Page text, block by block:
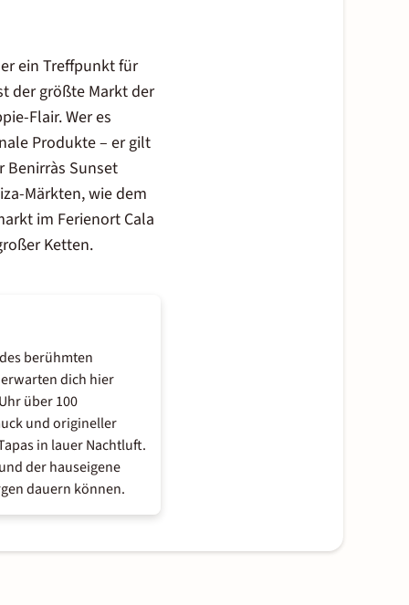
ein Treffpunkt für
der größte Markt der
Flair. Wer es
Produkte – er gilt
Sunset
Märkten, wie dem
im Ferienort Cala
Ketten.
berühmten
dich hier
über 100
und origineller
in lauer Nachtluft.
der hauseigene
dauern können.